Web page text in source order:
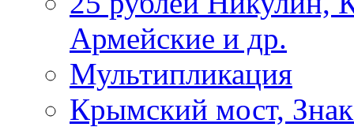
Армейские и др.
Мультипликация
Крымский мост,